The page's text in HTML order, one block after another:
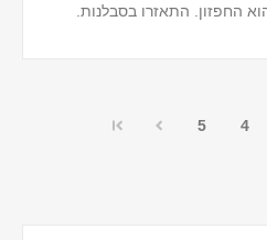
החפזון. התאזרו בסבלנות.
4
5